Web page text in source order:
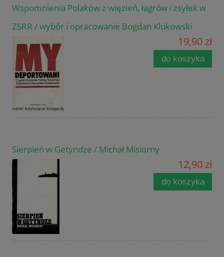
Wspomnienia Polaków z więzień, łagrów i zsyłek w
ZSRR / wybór i opracowanie Bogdan Klukowski
19,90 zł
do koszyka
Sierpień w Getyndze / Michał Misiorny
12,90 zł
do koszyka